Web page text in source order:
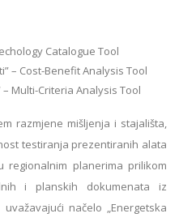
Catalogue Tool
– Cost-Benefit Analysis Tool
Multi-Criteria Analysis Tool
razmjene mišljenja i stajališta,
testiranja prezentiranih alata
regionalnim planerima prilikom
i planskih dokumenata iz
načelo „Energetska